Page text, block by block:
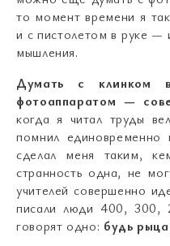
то момент времени я
и с пистолетом в руке—
мышления.
Думать с клинком
фотоаппаратом—
когда я читал труды
помнил
сделал меня таким,
странность одна, не
учителей совершенно
писали люди 400, 300,
говорят одно: будь